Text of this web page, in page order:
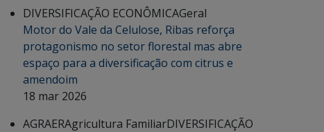
DIVERSIFICAÇÃO ECONÔMICAGeral
Motor do Vale da Celulose, Ribas reforça
protagonismo no setor florestal mas abre
espaço para a diversificação com citrus e
amendoim
18 mar 2026
AGRAERAgricultura FamiliarDIVERSIFICAÇÃO